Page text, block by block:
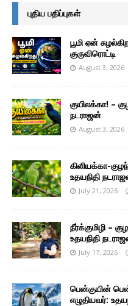
புதிய பதிப்புகள்
பூமி ஏன்
குருவிரொட்டி
August 3, 2026
குயிலக்கா! –
நடராஜன்
August 3, 2026
கிளியக்கா-
உதயநிதி
July 21, 2026
நீர்க்குமிழி –
உதயநிதி
July 17, 2026
பென்குயின்
எழுதியவர்: